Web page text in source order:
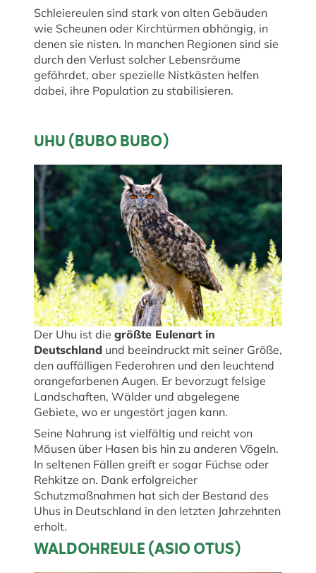
Schleiereulen sind stark von alten Gebäuden
wie Scheunen oder Kirchtürmen abhängig, in
denen sie nisten. In manchen Regionen sind sie
durch den Verlust solcher Lebensräume
gefährdet, aber spezielle Nistkästen helfen
dabei, ihre Population zu stabilisieren.
UHU (BUBO BUBO)
Der Uhu ist die größte Eulenart in
Deutschland und beeindruckt mit seiner Größe,
den auffälligen Federohren und den leuchtend
orangefarbenen Augen. Er bevorzugt felsige
Landschaften, Wälder und abgelegene
Gebiete, wo er ungestört jagen kann.
Seine Nahrung ist vielfältig und reicht von
Mäusen über Hasen bis hin zu anderen Vögeln.
In seltenen Fällen greift er sogar Füchse oder
Rehkitze an. Dank erfolgreicher
Schutzmaßnahmen hat sich der Bestand des
Uhus in Deutschland in den letzten Jahrzehnten
erholt.
WALDOHREULE (ASIO OTUS)